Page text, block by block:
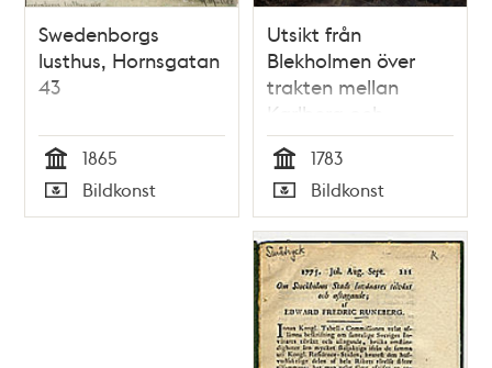
Swedenborgs
lusthus, Hornsgatan
43
Tid
1865
Typ
Bildkonst
Utsikt från
Blekholmen över
trakten mellan
Karlberg och
Observatoriet
Tid
1783
Typ
Bildkonst